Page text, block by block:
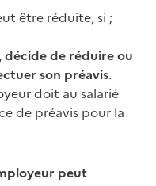
être réduite, si ;
décide de réduire ou
son préavis.
doit au salarié
de préavis pour la
peut